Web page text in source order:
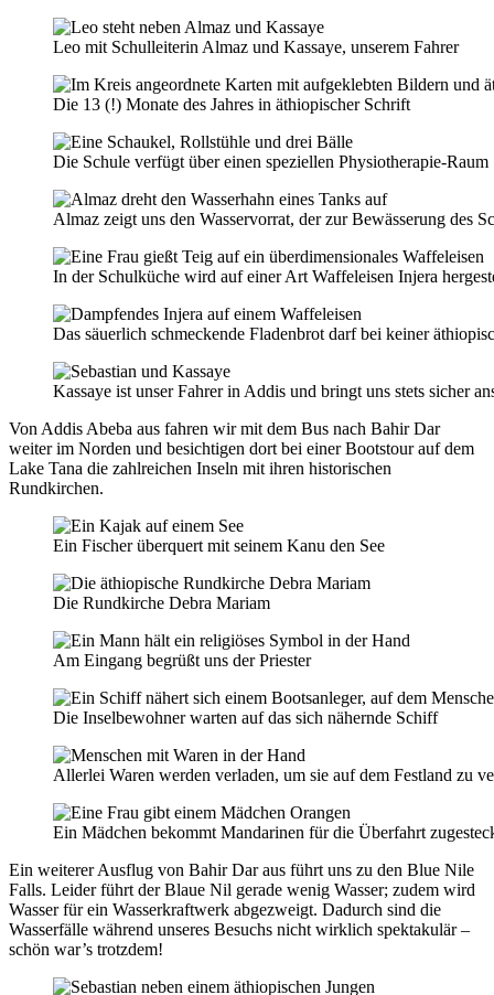
Leo mit Schulleiterin Almaz und Kassaye, unserem Fahrer
Die 13 (!) Monate des Jahres in äthiopischer Schrift
Die Schule verfügt über einen speziellen Physiotherapie-Raum
Almaz zeigt uns den Wasservorrat, der zur Bewässerung des
In der Schulküche wird auf einer Art Waffeleisen Injera
Das säuerlich schmeckende Fladenbrot darf bei keiner
Kassaye ist unser Fahrer in Addis und bringt uns stets sicher
Von Addis Abeba aus fahren wir mit dem Bus nach Bahir Dar
weiter im Norden und besichtigen dort bei einer Bootstour auf dem
Lake Tana die zahlreichen Inseln mit ihren historischen
Rundkirchen.
Ein Fischer überquert mit seinem Kanu den See
Die Rundkirche Debra Mariam
Am Eingang begrüßt uns der Priester
Die Inselbewohner warten auf das sich nähernde Schiff
Allerlei Waren werden verladen, um sie auf dem Festland zu
Ein Mädchen bekommt Mandarinen für die Überfahrt
Ein weiterer Ausflug von Bahir Dar aus führt uns zu den Blue Nile
Falls. Leider führt der Blaue Nil gerade wenig Wasser; zudem wird
Wasser für ein Wasserkraftwerk abgezweigt. Dadurch sind die
Wasserfälle während unseres Besuchs nicht wirklich spektakulär –
schön war’s trotzdem!